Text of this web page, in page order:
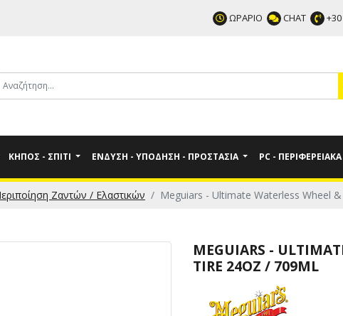
ΩΡΑΡΙΟ CHAT
ΚΉΠΟΣ - ΣΠΊΤΙ ΈΝΔΥΣΗ - ΥΠΌΔΗΣΗ - ΠΡΟΣΤΑΣΊΑ PC - ΠΕΡΙΦΕΡΕΙΑΚΆ
Ζαντών / Ελαστικών Meguiars - Ultimate Waterless Wheel
MEGUIARS -
TIRE 24OZ / 709ML